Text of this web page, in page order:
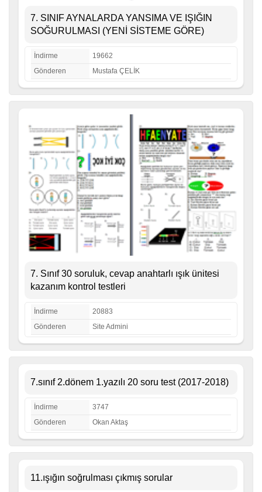
7. SINIF AYNALARDA YANSIMA VE IŞIĞIN
SOĞURULMASI (YENİ SİSTEME GÖRE)
İndirme
19662
Gönderen
Mustafa ÇELİK
7. Sınıf 30 soruluk, cevap anahtarlı ışık ünitesi
kazanım kontrol testleri
İndirme
20883
Gönderen
Site Admini
7.sınıf 2.dönem 1.yazılı 20 soru test (2017-2018)
İndirme
3747
Gönderen
Okan Aktaş
11.ışığın soğrulması çıkmış sorular